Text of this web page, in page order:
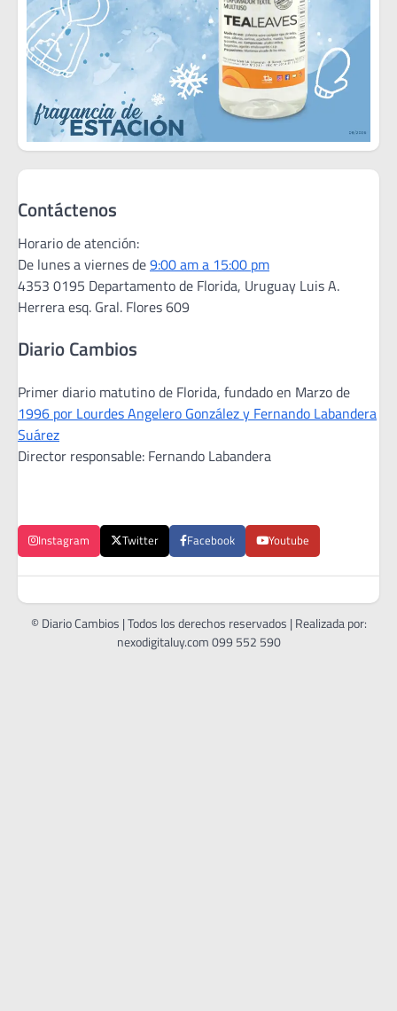
Contáctenos
Horario de atención:
De lunes a viernes de9:00 am a 15:00 pm
4353 0195 Departamento de Florida, Uruguay Luis A.
Herrera esq. Gral. Flores 609
Diario Cambios
Primer diario matutino de Florida, fundado en Marzo de
1996 por Lourdes Angelero González y Fernando Labandera
Suárez
Director responsable: Fernando Labandera
Instagram Twitter Facebook Youtube